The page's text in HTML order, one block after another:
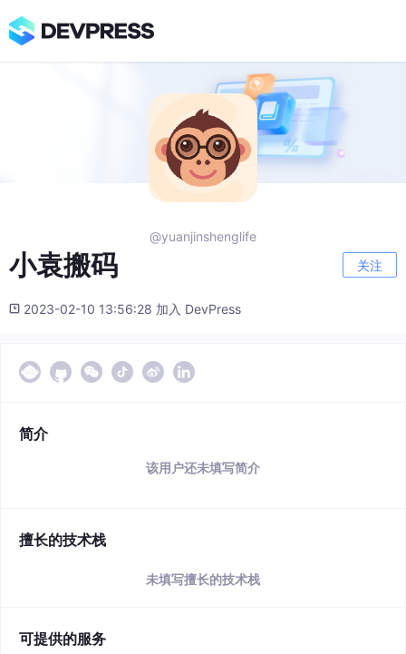
@yuanjinshenglife
小袁搬码 关注
2023-02-10 13:56:28 加入 DevPress
简介
该用户还未填写简介
擅长的技术栈
未填写擅长的技术栈
可提供的服务